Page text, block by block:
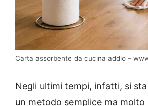
Carta assorbente da cucina addio –
Negli ultimi tempi, infatti, si
un metodo semplice ma